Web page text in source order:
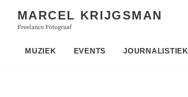
content
MARCEL KRIJGSMAN
Freelance Fotograaf
MUZIEK EVENTS JOURNALISTIEK